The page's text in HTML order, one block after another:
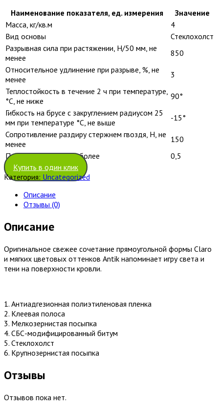
Наименование показателя, ед. измерения
Значение
Масса, кг/кв.м
4
Вид основы
Стеклохолст
Разрывная сила при растяжении, Н/50 мм, не
менее
850
Относительное удлинение при разрыве, %, не
менее
3
Теплостойкость в течение 2 ч при температуре,
°С, не ниже
90°
Гибкость на брусе с закруглением радиусом 25
мм при температуре °С, не выше
-15°
Сопротивление раздиру стержнем гвоздя, Н, не
менее
150
Потеря посыпки, г, не более
0,5
Купить в один клик
Категория: Uncategorized
Описание
Отзывы (0)
Описание
Оригинальное свежее сочетание прямоугольной формы Claro
и мягких цветовых оттенков Antik напоминает игру света и
тени на поверхности кровли.
1. Антиадгезионная полиэтиленовая пленка
2. Клеевая полоса
3. Мелкозернистая посыпка
4. СБС-модифицированный битум
5. Стеклохолст
6. Крупнозернистая посыпка
Отзывы
Отзывов пока нет.